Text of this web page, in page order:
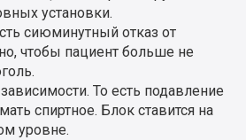
установки.
сиюминутный отказ от
чтобы пациент больше не
То есть подавление
спиртное. Блок ставится на
уровне.